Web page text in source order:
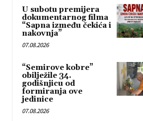
U subotu premijera
dokumentarnog filma
“Sapna između čekića i
nakovnja”
07.08.2026
“Semirove kobre”
obilježile 34.
godišnjicu od
formiranja ove
jedinice
07.08.2026